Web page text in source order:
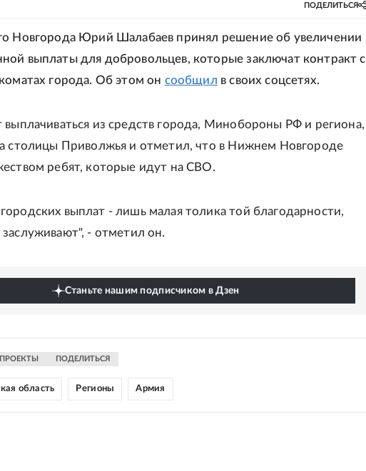
ПОДЕЛИТЬСЯ
Новгорода Юрий Шалабаев принял решение об увеличении
выплаты для добровольцев, которые заключат контракт с
города. Об этом он сообщил в своих соцсетях.
выплачиваться из средств города, Минобороны РФ и региона,
столицы Приволжья и отметил, что в Нижнем Новгороде
ребят, которые идут на СВО.
выплат - лишь малая толика той благодарности,
- отметил он.
Станьте нашим подписчиком в Дзен
ПРОЕКТЫ ПОДЕЛИТЬСЯ
область Регионы Армия